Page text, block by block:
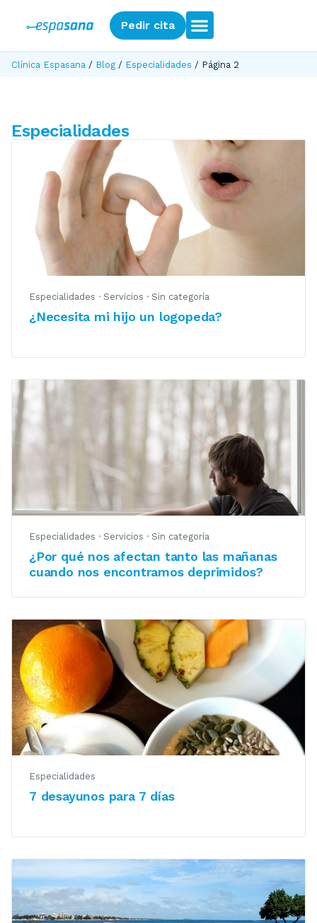
Pedir cita
Clínica Espasana / Blog / Especialidades / Página 2
Especialidades
Especialidades · Servicios · Sin categoría
¿Necesita mi hijo un logopeda?
Especialidades · Servicios · Sin categoría
¿Por qué nos afectan tanto las mañanas
cuando nos encontramos deprimidos?
Especialidades
7 desayunos para 7 días